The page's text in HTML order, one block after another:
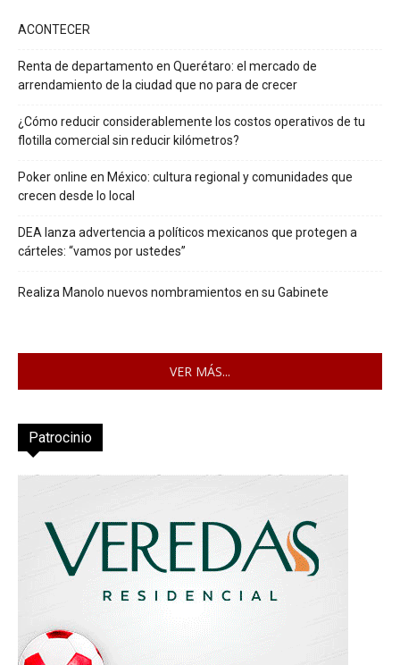
ACONTECER
Renta de departamento en Querétaro: el mercado de
arrendamiento de la ciudad que no para de crecer
¿Cómo reducir considerablemente los costos operativos de tu
flotilla comercial sin reducir kilómetros?
Poker online en México: cultura regional y comunidades que
crecen desde lo local
DEA lanza advertencia a políticos mexicanos que protegen a
cárteles: “vamos por ustedes”
Realiza Manolo nuevos nombramientos en su Gabinete
VER MÁS...
Patrocinio